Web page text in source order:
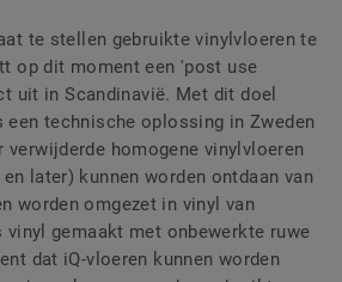
te stellen gebruikte vinylvloeren te
op dit moment een 'post use
uit in Scandinavië. Met dit doel
een technische oplossing in Zweden
homogene vinylvloeren
later) kunnen worden ontdaan van
worden omgezet in vinyl van
gemaakt met onbewerkte ruwe
dat iQ-vloeren kunnen worden